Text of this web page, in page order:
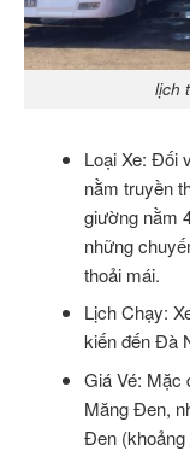
lịch
Loại Xe: Đối
nằm truyền
giường nằm
những
thoải mái.
Lịch Chạy:
kiến đến Đà
Giá Vé: Mặc
Măng Đen,
Đen